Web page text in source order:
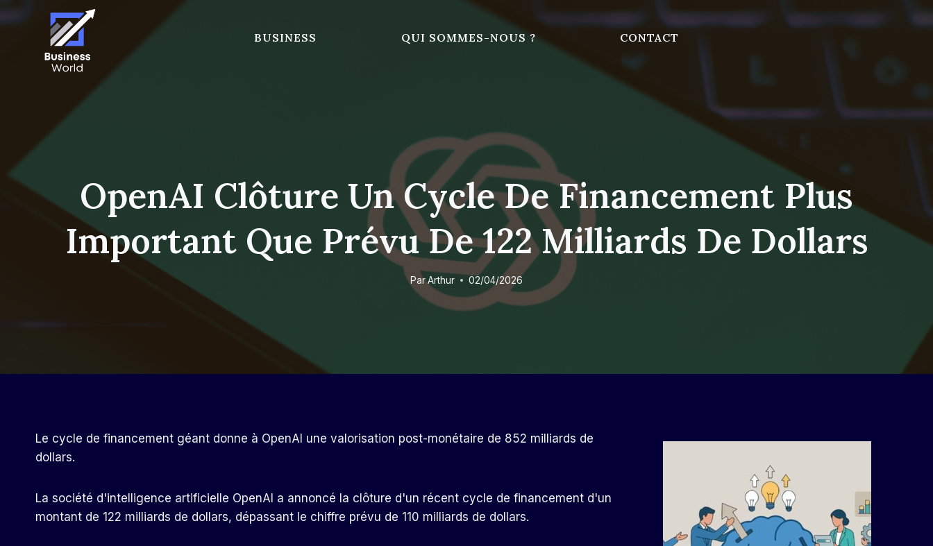
Skip
to
BUSINESS QUI SOMMES-NOUS ? CONTACT
OpenAI Clôture Un Cycle De Financement Plus
Important Que Prévu De 122 Milliards De Dollars
ParArthur 02/04/2026
Le cycle de financement géant donne à OpenAI une valorisation post-monétaire de 852 milliards de
dollars.
La société d'intelligence artificielle OpenAI a annoncé la clôture d'un récent cycle de financement d'un
montant de 122 milliards de dollars, dépassant le chiffre prévu de 110 milliards de dollars.